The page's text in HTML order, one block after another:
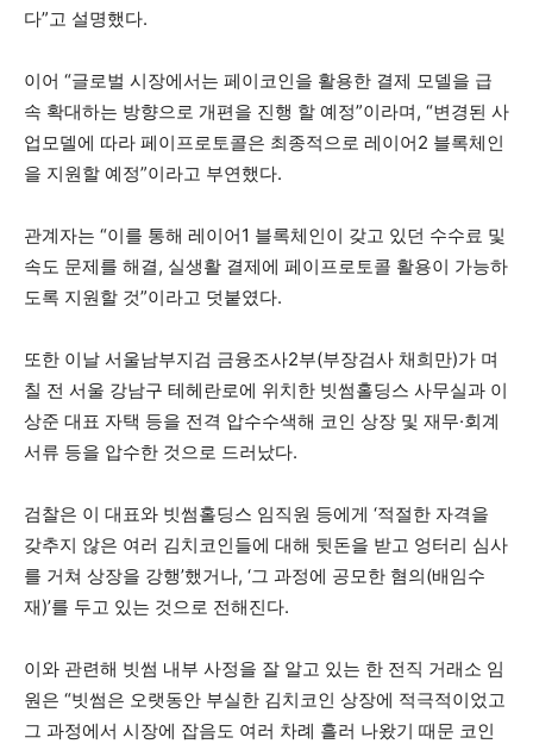
다”고 설명했다.
이어 “글로벌 시장에서는 페이코인을 활용한 결제 모델을 급
속 확대하는 방향으로 개편을 진행 할 예정”이라며, “변경된 사
업모델에 따라 페이프로토콜은 최종적으로 레이어2 블록체인
을 지원할 예정”이라고 부연했다.
관계자는 “이를 통해 레이어1 블록체인이 갖고 있던 수수료 및
속도 문제를 해결, 실생활 결제에 페이프로토콜 활용이 가능하
도록 지원할 것”이라고 덧붙였다.
또한 이날 서울남부지검 금융조사2부(부장검사 채희만)가 며
칠 전 서울 강남구 테헤란로에 위치한 빗썸홀딩스 사무실과 이
상준 대표 자택 등을 전격 압수수색해 코인 상장 및 재무·회계
서류 등을 압수한 것으로 드러났다.
검찰은 이 대표와 빗썸홀딩스 임직원 등에게 ‘적절한 자격을
갖추지 않은 여러 김치코인들에 대해 뒷돈을 받고 엉터리 심사
를 거쳐 상장을 강행’했거나, ‘그 과정에 공모한 혐의(배임수
재)’를 두고 있는 것으로 전해진다.
이와 관련해 빗썸 내부 사정을 잘 알고 있는 한 전직 거래소 임
원은 “빗썸은 오랫동안 부실한 김치코인 상장에 적극적이었고
그 과정에서 시장에 잡음도 여러 차례 흘러 나왔기 때문 코인